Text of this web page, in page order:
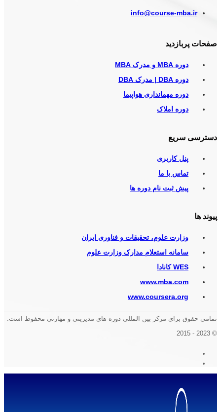
info@course-mba.ir
صفحات پربازدید
دوره MBA و مدرک MBA
دوره DBA | مدرک DBA
دوره مهمانداری هواپیما
دوره املاک
دسترسی سریع
پنل کاربری
تماس با ما
پیش ثبت نام دوره ها
پیوند ها
وزارت علوم، تحقیقات و فناوری ایران
سامانه استعلام مدارک وزارت علوم
WES کانادا
www.mba.com
www.coursera.org
تمامی حقوق برای مرکز بین المللی دوره های مدیریتی و مهارتی محفوظ است.
© 2023 - 2015